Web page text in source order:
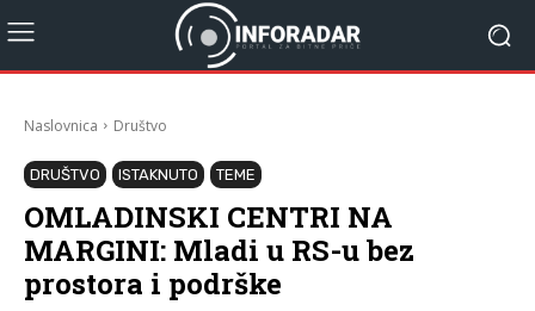
Naslovnica Društvo
DRUŠTVO ISTAKNUTO TEME
OMLADINSKI CENTRI NA
MARGINI: Mladi u RS-u bez
prostora i podrške